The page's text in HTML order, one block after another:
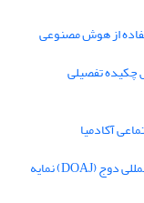
از هوش مصنوعی
چکیده تفصیلی
آکادمیا
فصلنامه علمی "علوم و فنون نظامی" در پایگاه بین المللی دوج (DOAJ) نمایه